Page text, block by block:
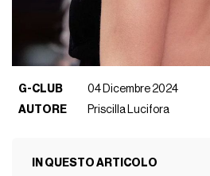
G-CLUB
04 Dicembre 2024
AUTORE
Priscilla Lucifora
IN QUESTO ARTICOLO